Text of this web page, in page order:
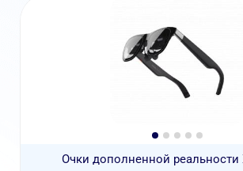
Очки дополненной реальности